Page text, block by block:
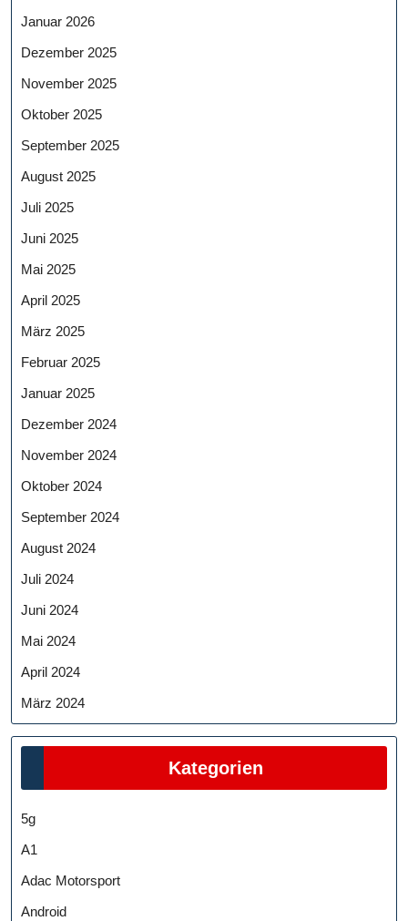
Januar 2026
Dezember 2025
November 2025
Oktober 2025
September 2025
August 2025
Juli 2025
Juni 2025
Mai 2025
April 2025
März 2025
Februar 2025
Januar 2025
Dezember 2024
November 2024
Oktober 2024
September 2024
August 2024
Juli 2024
Juni 2024
Mai 2024
April 2024
März 2024
Kategorien
5g
A1
Adac Motorsport
Android